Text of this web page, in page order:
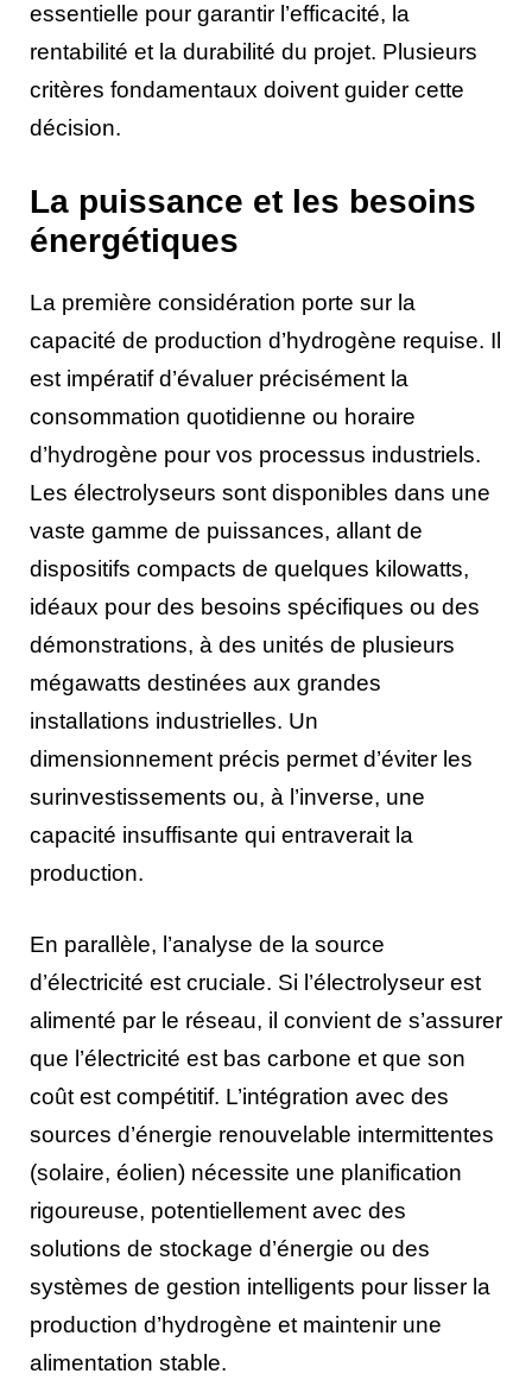
essentielle pour garantir l’efficacité, la
rentabilité et la durabilité du projet. Plusieurs
critères fondamentaux doivent guider cette
décision.
La puissance et les besoins
énergétiques
La première considération porte sur la
capacité de production d’hydrogène requise. Il
est impératif d’évaluer précisément la
consommation quotidienne ou horaire
d’hydrogène pour vos processus industriels.
Les électrolyseurs sont disponibles dans une
vaste gamme de puissances, allant de
dispositifs compacts de quelques kilowatts,
idéaux pour des besoins spécifiques ou des
démonstrations, à des unités de plusieurs
mégawatts destinées aux grandes
installations industrielles. Un
dimensionnement précis permet d’éviter les
surinvestissements ou, à l’inverse, une
capacité insuffisante qui entraverait la
production.
En parallèle, l’analyse de la source
d’électricité est cruciale. Si l’électrolyseur est
alimenté par le réseau, il convient de s’assurer
que l’électricité est bas carbone et que son
coût est compétitif. L’intégration avec des
sources d’énergie renouvelable intermittentes
(solaire, éolien) nécessite une planification
rigoureuse, potentiellement avec des
solutions de stockage d’énergie ou des
systèmes de gestion intelligents pour lisser la
production d’hydrogène et maintenir une
alimentation stable.